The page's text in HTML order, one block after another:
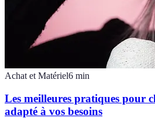
Achat et Matériel6 min
Les meilleures pratiques pour
adapté à vos besoins